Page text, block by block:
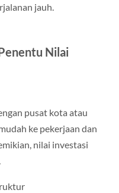
jauh.
Nilai
pusat kota atau
ke pekerjaan dan
nilai investasi